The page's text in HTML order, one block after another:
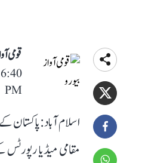
قومی
PM
اسلام آباد:
مقامی میڈیا رپورٹس